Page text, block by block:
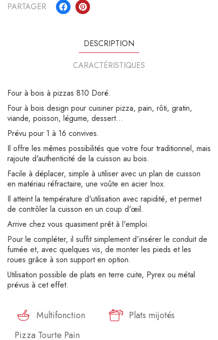
PARTAGER
DESCRIPTION
CARACTÉRISTIQUES
Four à bois à pizzas 810 Doré.
Four à bois design pour cuisiner pizza, pain, rôti, gratin,
viande, poisson, légume, dessert…
Prévu pour 1 à 16 convives.
Il offre les mêmes possibilités que votre four traditionnel, mais
rajoute d'authenticité de la cuisson au bois.
Facile à déplacer, simple à utiliser avec un plan de cuisson
en matériau réfractaire, une voûte en acier Inox.
Il atteint la température d'utilisation avec rapidité, et permet
de contrôler la cuisson en un coup d'œil.
Arrive chez vous quasiment prêt à l'emploi.
Pour le compléter, il suffit simplement d'insérer le conduit de
fumée et, avec quelques vis, de monter les pieds et les
roues grâce à son support en option.
Utilisation possible de plats en terre cuite, Pyrex ou métal
prévus à cet effet.
Multifonction
Plats mijotés
Pizza Tourte Pain